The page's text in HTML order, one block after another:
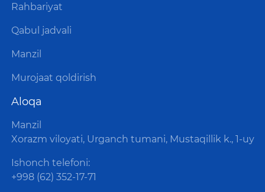
Rahbariyat
Qabul jadvali
Manzil
Murojaat qoldirish
Aloqa
Manzil
Xorazm viloyati, Urganch tumani, Mustaqillik k., 1-uy
Ishonch telefoni:
+998 (62) 352-17-71